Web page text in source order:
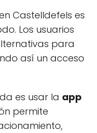
Castelldefels es
Los usuarios
para
así un acceso
es usar la app
permite